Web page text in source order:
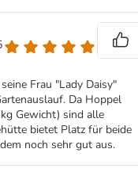
Frau "Lady Daisy"
Da Hoppel
Gewicht) sind alle
bietet Platz für beide
noch sehr gut aus.